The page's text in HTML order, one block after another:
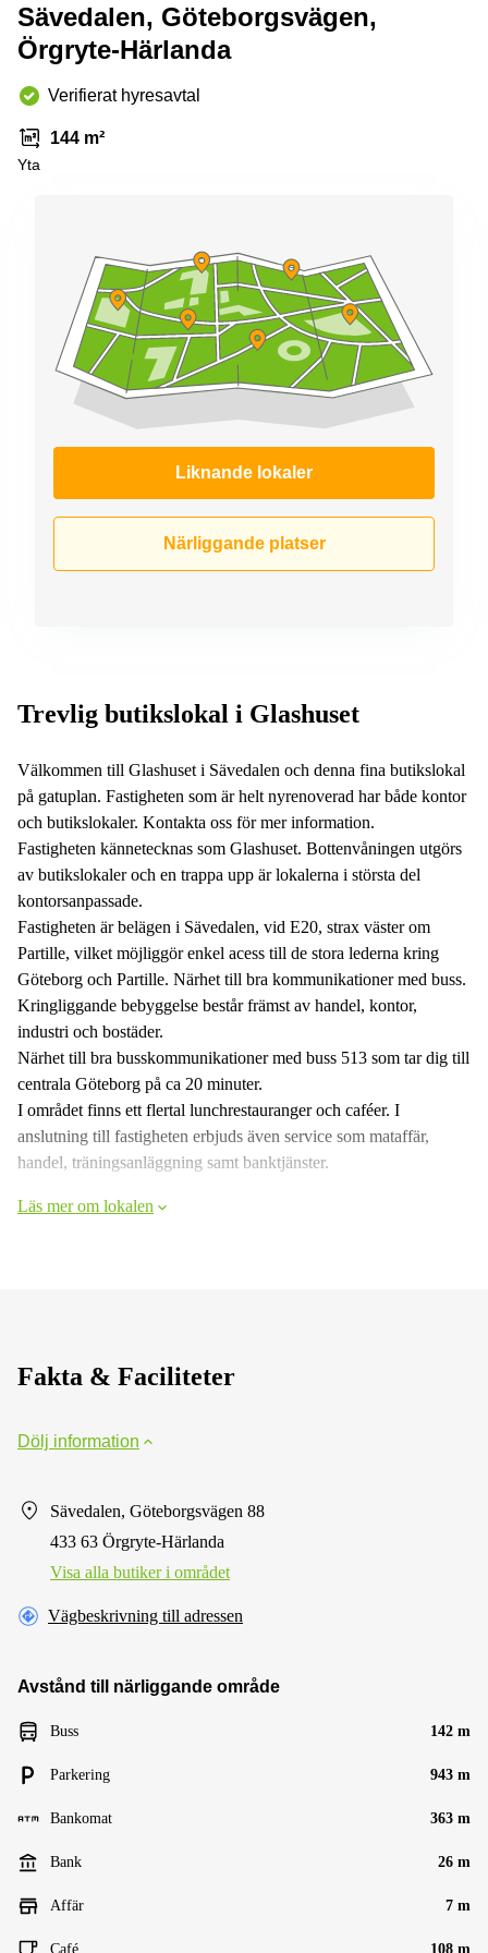
Virtuellt
Sollentuna
Vasastan
Coworking
Östermalm
Kontor
Huddinge
Lediga
Hägersten
Sävedalen, Göteborgsvägen,
Örgryte-Härlanda
Verifierat hyresavtal
144 m²
Yta
Liknande lokaler
Närliggande platser
Trevlig butikslokal i Glashuset
Välkommen till Glashuset i Sävedalen och denna fina butikslokal
på gatuplan. Fastigheten som är helt nyrenoverad har både kontor
och butikslokaler. Kontakta oss för mer information.
Fastigheten kännetecknas som Glashuset. Bottenvåningen utgörs
av butikslokaler och en trappa upp är lokalerna i största del
kontorsanpassade.
Fastigheten är belägen i Sävedalen, vid E20, strax väster om
Partille, vilket möjliggör enkel acess till de stora lederna kring
Göteborg och Partille. Närhet till bra kommunikationer med buss.
Kringliggande bebyggelse består främst av handel, kontor,
industri och bostäder.
Närhet till bra busskommunikationer med buss 513 som tar dig till
centrala Göteborg på ca 20 minuter.
I området finns ett flertal lunchrestauranger och caféer. I
anslutning till fastigheten erbjuds även service som mataffär,
handel, träningsanläggning samt banktjänster.
Läs mer om lokalen
Fakta & Faciliteter
Dölj information
Sävedalen, Göteborgsvägen 88
433 63 Örgryte-Härlanda
Visa alla butiker i området
Vägbeskrivning till adressen
Avstånd till närliggande område
Buss 142 m
Parkering 943 m
Bankomat 363 m
Bank 26 m
Affär 7 m
Café 108 m